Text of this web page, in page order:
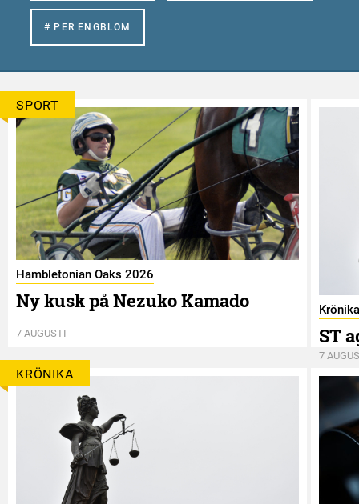
# PER ENGBLOM
SPORT
Hambletonian Oaks 2026
Ny kusk på Nezuko Kamado
7 AUGUSTI
Krönika
ST
7
KRÖNIKA